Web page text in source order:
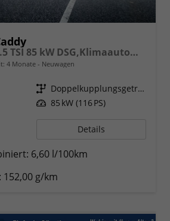
Trend Facelift 1.5 TSI 85 kW DSG,Klimaautomatik, 5 Sitze, Zuziehhilfe Schiebetüren + Heckklappe, PDC v+h, ACC, Side Assist Blind Spot, Ausparkhilfe, Ausstiegswarner, Digital Cockpit PRO, Radioanlage Navigationsvorbereituing,, Mittearmlehne verstellbar
4 Monate Neuwagen
Getriebe
Doppelkupplungsgetriebe (DSG)
Leistung 85 kW (116 PS)
Details
6,60 l/100km
152,00 g/km